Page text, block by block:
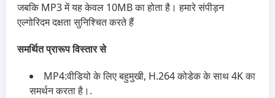
जबकि MP3 में यह केवल 10MB का होता है। हमारे संपीड़न
एल्गोरिदम दक्षता सुनिश्चित करते हैं
समर्थित प्रारूप विस्तार से
MP4:वीडियो के लिए बहुमुखी, H.264 कोडेक के साथ 4K का
समर्थन करता है।.